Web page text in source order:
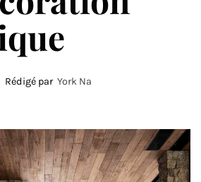
Rédigé par York Na